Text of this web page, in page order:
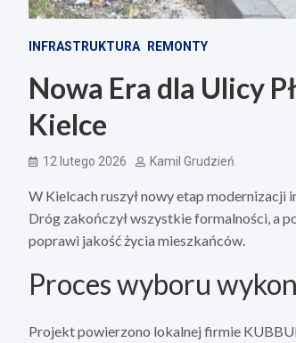
INFRASTRUKTURA REMONTY
Nowa Era dla Ulicy
Kielce
12 lutego 2026 Kamil Grudzień
W Kielcach ruszył nowy etap
Dróg zakończył wszystkie formalności, a
poprawi jakość życia mieszkańców.
Proces wyboru
Projekt powierzono lokalnej firmie